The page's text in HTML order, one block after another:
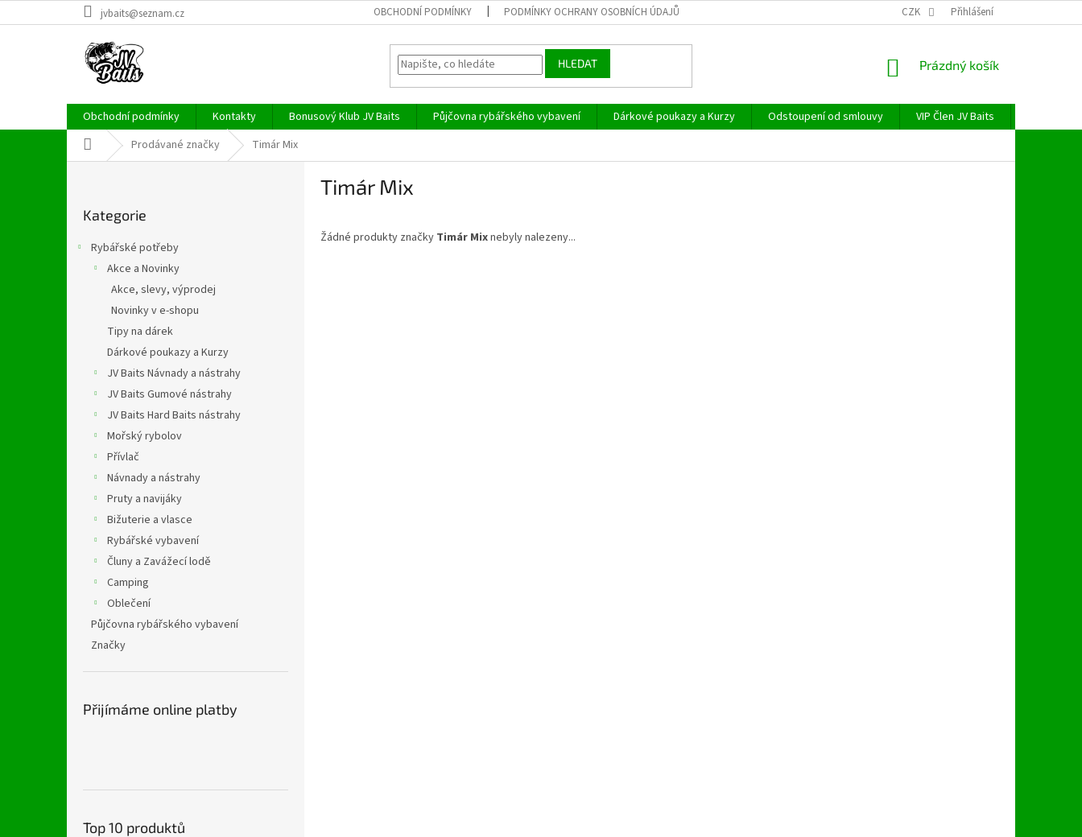
na
jvbaits@seznam.cz OBCHODNÍ PODMÍNKY PODMÍNKY OCHRANY OSOBNÍCH ÚDAJŮ CZK Přihlášení
HLEDAT
NÁKUPNÍ
Prázdný košík
Obchodní podmínky Kontakty Bonusový Klub JV Baits Půjčovna rybářského vybavení Dárkové poukazy a Kurzy Odstoupení od smlouvy VIP Člen JV Baits
Domů Prodávané značky Timár Mix
kategorie
Kategorie
Rybářské potřeby
Akce a Novinky
Akce, slevy, výprodej
Novinky v e-shopu
Tipy na dárek
Dárkové poukazy a Kurzy
JV Baits Návnady a nástrahy
JV Baits Gumové nástrahy
JV Baits Hard Baits nástrahy
Mořský rybolov
Přívlač
Návnady a nástrahy
Pruty a navijáky
Bižuterie a vlasce
Rybářské vybavení
Čluny a Zavážecí lodě
Camping
Oblečení
Půjčovna rybářského vybavení
Značky
Přijímáme online platby
Top 10 produktů
Timár Mix
Žádné produkty značky Timár Mixnebyly nalezeny...